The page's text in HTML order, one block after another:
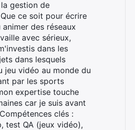
gestion de
ce soit pour écrire
des réseaux
avec sérieux,
dans les
dans lesquels
jeu vidéo au monde du
par les sports
expertise touche
car je suis avant
clés :
test QA (jeux vidéo),